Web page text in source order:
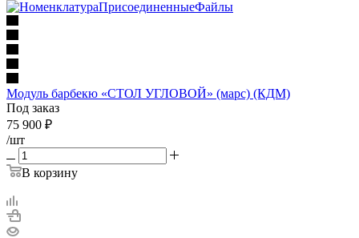
Модуль барбекю «СТОЛ УГЛОВОЙ» (марс) (КДМ)
Под заказ
75 900 ₽
/шт
В корзину